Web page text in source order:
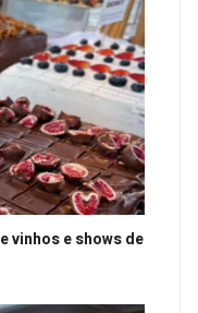
vinhos e shows de